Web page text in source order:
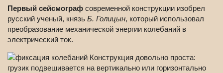
Первый сейсмограф современной конструкции изобрел
русский ученый, князь Б. Голицын, который использовал
преобразование механической энергии колебаний в
электрический ток.
Конструкция довольно проста:
грузик подвешивается на вертикально или горизонтально